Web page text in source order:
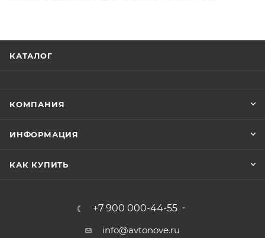
КАТАЛОГ
КОМПАНИЯ
ИНФОРМАЦИЯ
КАК КУПИТЬ
+7 900 000-44-55
info@avtonove.ru